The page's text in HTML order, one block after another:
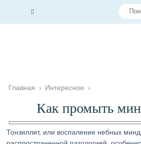
Главная › Интересное ›
Как промыть
Тонзиллит, или воспаление небных